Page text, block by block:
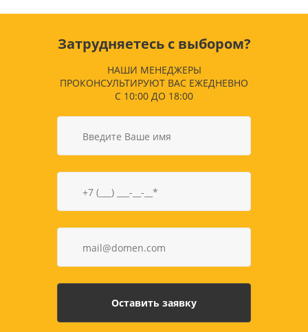
Затрудняетесь с выбором?
НАШИ МЕНЕДЖЕРЫ
ПРОКОНСУЛЬТИРУЮТ ВАС ЕЖЕДНЕВНО
С 10:00 ДО 18:00